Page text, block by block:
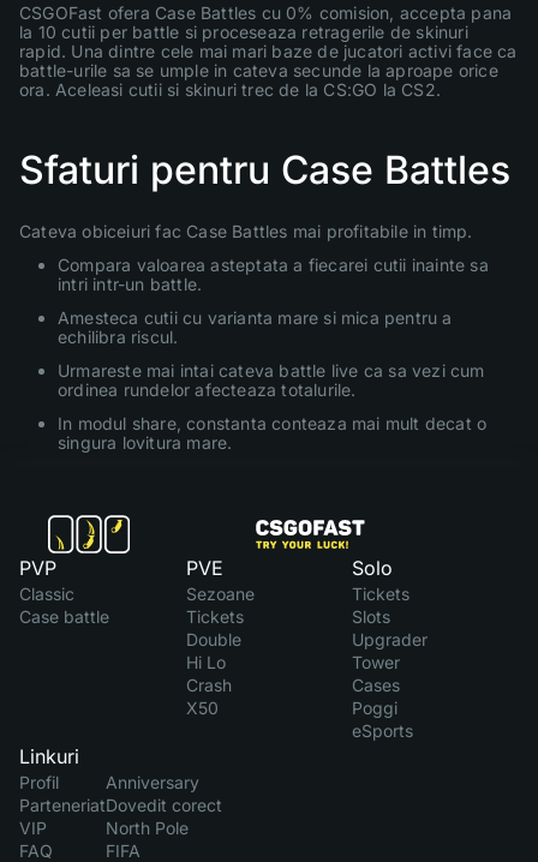
CSGOFast ofera Case Battles cu 0% comision, accepta pana
la 10 cutii per battle si proceseaza retragerile de skinuri
rapid. Una dintre cele mai mari baze de jucatori activi face ca
battle-urile sa se umple in cateva secunde la aproape orice
ora. Aceleasi cutii si skinuri trec de la CS:GO la CS2.
Sfaturi pentru Case Battles
Cateva obiceiuri fac Case Battles mai profitabile in timp.
Compara valoarea asteptata a fiecarei cutii inainte sa
intri intr-un battle.
Amesteca cutii cu varianta mare si mica pentru a
echilibra riscul.
Urmareste mai intai cateva battle live ca sa vezi cum
ordinea rundelor afecteaza totalurile.
In modul share, constanta conteaza mai mult decat o
singura lovitura mare.
PVP
Classic
Case battle
PVE
Sezoane
Tickets
Double
Hi Lo
Crash
X50
Solo
Tickets
Slots
Upgrader
Tower
Cases
Poggi
eSports
Linkuri
Profil
Parteneriat
VIP
FAQ
Anniversary
Dovedit corect
North Pole
FIFA